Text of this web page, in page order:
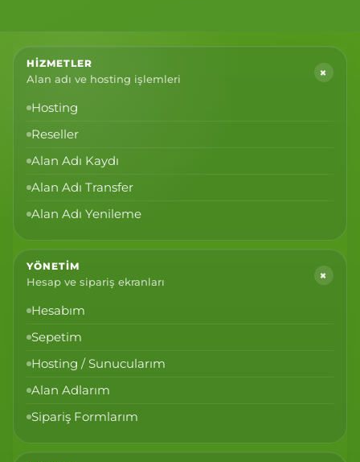
HIZMETLER
Alan adı ve hosting işlemleri
+
Hosting
Reseller
Alan Adı Kaydı
Alan Adı Transfer
Alan Adı Yenileme
YÖNETIM
Hesap ve sipariş ekranları
+
Hesabım
Sepetim
Hosting / Sunucularım
Alan Adlarım
Sipariş Formlarım